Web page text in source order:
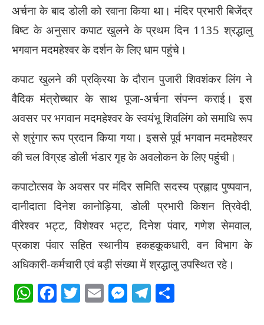
अर्चना के बाद डोली को रवाना किया था। मंदिर प्रभारी बिजेंद्र
बिष्ट के अनुसार कपाट खुलने के प्रथम दिन 1135 श्रद्धालु
भगवान मदमहेश्वर के दर्शन के लिए धाम पहुंचे।
कपाट खुलने की प्रक्रिया के दौरान पुजारी शिवशंकर लिंग ने
वैदिक मंत्रोच्चार के साथ पूजा-अर्चना संपन्न कराई। इस
अवसर पर भगवान मदमहेश्वर के स्वयंभू शिवलिंग को समाधि रूप
से श्रृंगार रूप प्रदान किया गया। इससे पूर्व भगवान मदमहेश्वर
की चल विग्रह डोली भंडार गृह के अवलोकन के लिए पहुंची।
कपाटोत्सव के अवसर पर मंदिर समिति सदस्य प्रह्लाद पुष्पवान,
दानीदाता दिनेश कानोड़िया, डोली प्रभारी किशन त्रिवेदी,
वीरेश्वर भट्ट, विशेश्वर भट्ट, दिनेश पंवार, गणेश सेमवाल,
प्रकाश पंवार सहित स्थानीय हकहकूकधारी, वन विभाग के
अधिकारी-कर्मचारी एवं बड़ी संख्या में श्रद्धालु उपस्थित रहे।
WhatsApp
Facebook
Twitter
EmailMessenger
Telegram